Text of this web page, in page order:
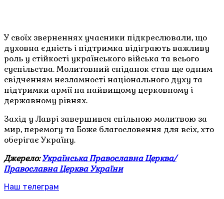
У своїх зверненнях учасники підкреслювали, що
духовна єдність і підтримка відіграють важливу
роль у стійкості українського війська та всього
суспільства. Молитовний сніданок став ще одним
свідченням незламності національного духу та
підтримки армії на найвищому церковному і
державному рівнях.
Захід у Лаврі завершився спільною молитвою за
мир, перемогу та Боже благословення для всіх, хто
оберігає Україну.
Джерело:Українська Православна Церква/
Православна Церква України
Наш телеграм